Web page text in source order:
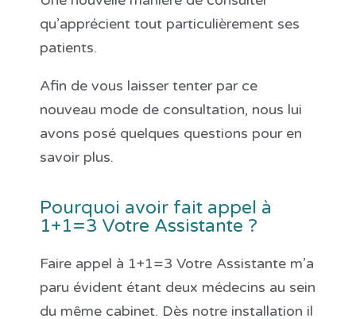
qu’apprécient tout particulièrement ses
patients.
Afin de vous laisser tenter par ce
nouveau mode de consultation, nous lui
avons posé quelques questions pour en
savoir plus.
Pourquoi avoir fait appel à
1+1=3 Votre Assistante ?
Faire appel à 1+1=3 Votre Assistante m’a
paru évident étant deux médecins au sein
du même cabinet. Dès notre installation il